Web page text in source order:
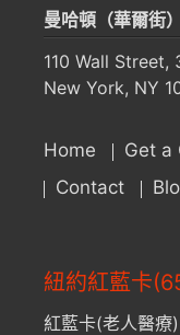
曼哈頓（華爾街）
110 Wall Street,
New York, NY
Home Get a
Contact
紐約紅藍卡
紅藍卡(老人醫療)